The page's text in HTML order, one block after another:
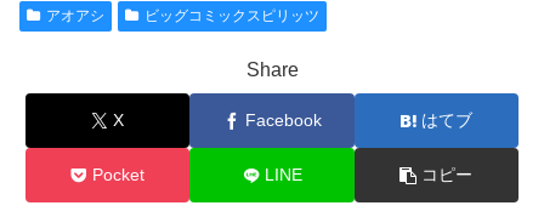
アオアシ ビッグコミックスピリッツ
Share
X Facebook はてブ
Pocket LINE コピー